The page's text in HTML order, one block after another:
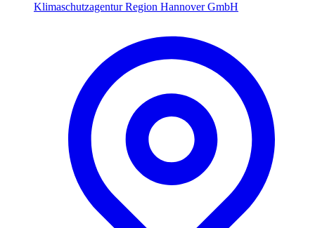
Klimaschutzagentur Region Hannover GmbH